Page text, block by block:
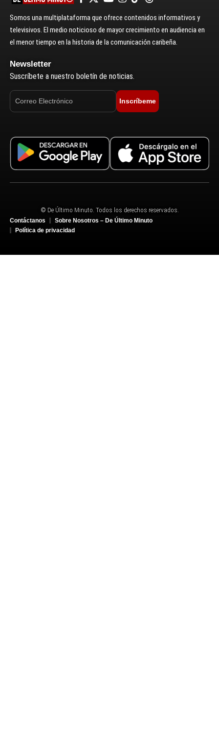
Somos una multiplataforma que ofrece contenidos informativos y
televisivos. El medio noticioso de mayor crecimiento en audiencia en
el menor tiempo en la historia de la comunicación caribeña.
Newsletter
Suscríbete a nuestro boletín de noticias.
Inscríbeme
© De Último Minuto. Todos los derechos reservados.
Contáctanos
Sobre Nosotros – De Último Minuto
Política de privacidad